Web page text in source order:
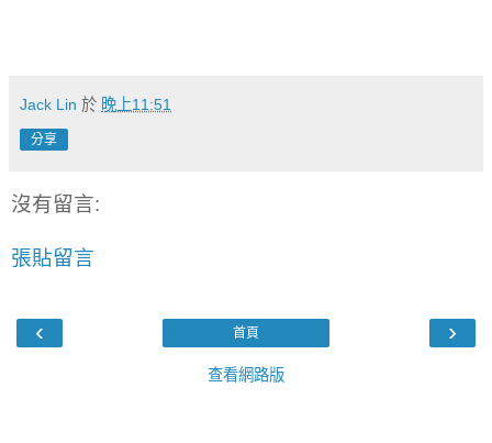
Jack Lin 於 晚上11:51
分享
沒有留言:
張貼留言
‹ ›
首頁
查看網路版